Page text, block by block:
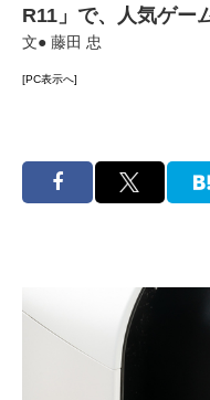
R11」で、人気ゲー
文● 藤田 忠
[PC表示へ]